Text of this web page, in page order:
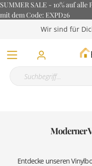
SUMMER SALE - 10% auf
mit dem Code: EXPD26
Wir sind für
Moderner
Entdecke unseren